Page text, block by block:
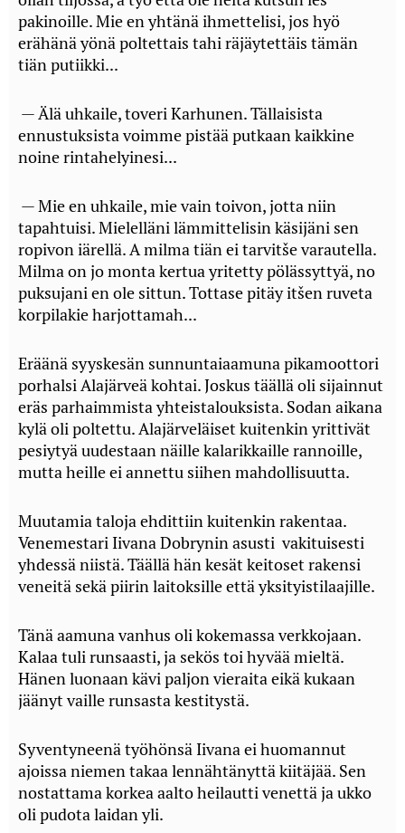
pakinoille. Mie en yhtänä ihmettelisi, jos hyö
erähänä yönä poltettais tahi räjäytettäis tämän
tiän putiikki...
— Älä uhkaile, toveri Karhunen. Tällaisista
ennustuksista voimme pistää putkaan kaikkine
noine rintahelyinesi...
— Mie en uhkaile, mie vain toivon, jotta niin
tapahtuisi. Mielelläni lämmittelisin käsijäni sen
ropivon iärellä. A milma tiän ei tarvitše varautella.
Milma on jo monta kertua yritetty pölässyttyä, no
puksujani en ole sittun. Tottase pitäy itšen ruveta
korpilakie harjottamah...
Eräänä syyskesän sunnuntaiaamuna pikamoottori
porhalsi Alajärveä kohtai. Joskus täällä oli sijainnut
eräs parhaimmista yhteistalouksista. Sodan aikana
kylä oli poltettu. Alajärveläiset kuitenkin yrittivät
pesiytyä uudestaan näille kalarikkaille rannoille,
mutta heille ei annettu siihen mahdollisuutta.
Muutamia taloja ehdittiin kuitenkin rakentaa.
Venemestari Iivana Dobrynin asusti vakituisesti
yhdessä niistä. Täällä hän kesät keitoset rakensi
veneitä sekä piirin laitoksille että yksityistilaajille.
Tänä aamuna vanhus oli kokemassa verkkojaan.
Kalaa tuli runsaasti, ja sekös toi hyvää mieltä.
Hänen luonaan kävi paljon vieraita eikä kukaan
jäänyt vaille runsasta kestitystä.
Syventyneenä työhönsä Iivana ei huomannut
ajoissa niemen takaa lennähtänyttä kiitäjää. Sen
nostattama korkea aalto heilautti venettä ja ukko
oli pudota laidan yli.